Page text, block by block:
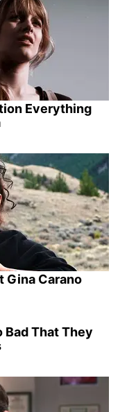
Everything
Gina Carano
Bad That They